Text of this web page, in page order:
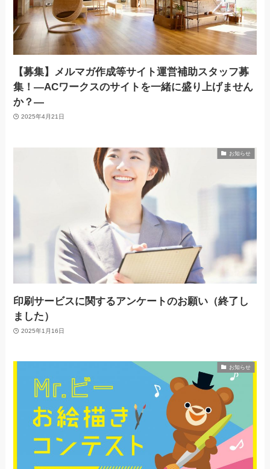
【募集】メルマガ作成等サイト運営補助スタッフ募
集！―ACワークスのサイトを一緒に盛り上げません
か？―
2025年4月21日
お知らせ
印刷サービスに関するアンケートのお願い（終了し
ました）
2025年1月16日
お知らせ